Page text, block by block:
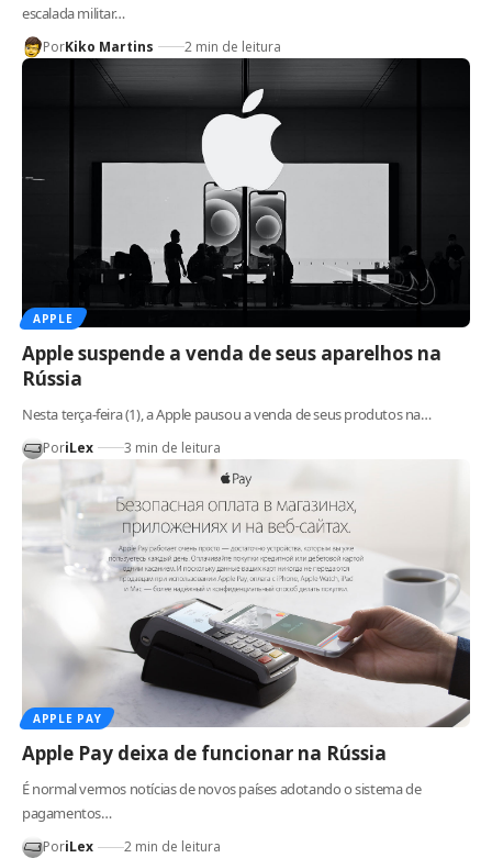
escalada militar…
PorKiko Martins 2 min de leitura
APPLE
Apple suspende a venda de seus aparelhos na
Rússia
Nesta terça-feira (1), a Apple pausou a venda de seus produtos na…
PoriLex 3 min de leitura
APPLE PAY
Apple Pay deixa de funcionar na Rússia
É normal vermos notícias de novos países adotando o sistema de
pagamentos…
PoriLex 2 min de leitura